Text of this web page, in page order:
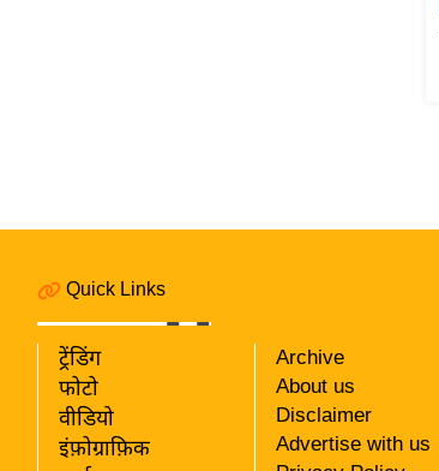
Quick Links
ट्रेंडिंग
फोटो
वीडियो
इंफ़ोग्राफ़िक
Archive
About us
Disclaimer
Advertise with us